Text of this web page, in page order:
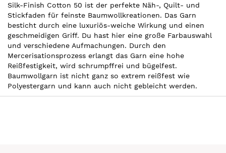
Silk-Finish Cotton 50 ist der perfekte Näh-, Quilt- und
Stickfaden für feinste Baumwollkreationen. Das Garn
besticht durch eine luxuriös-weiche Wirkung und einen
geschmeidigen Griff. Du hast hier eine große Farbauswahl
und verschiedene Aufmachungen. Durch den
Mercerisationsprozess erlangt das Garn eine hohe
Reißfestigkeit, wird schrumpffrei und bügelfest.
Baumwollgarn ist nicht ganz so extrem reißfest wie
Polyestergarn und kann auch nicht gebleicht werden.